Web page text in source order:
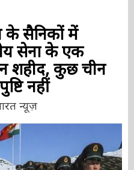
के सैनिकों में
सेना के एक
शहीद, कुछ
पुष्टि नहीं
न्यूज़